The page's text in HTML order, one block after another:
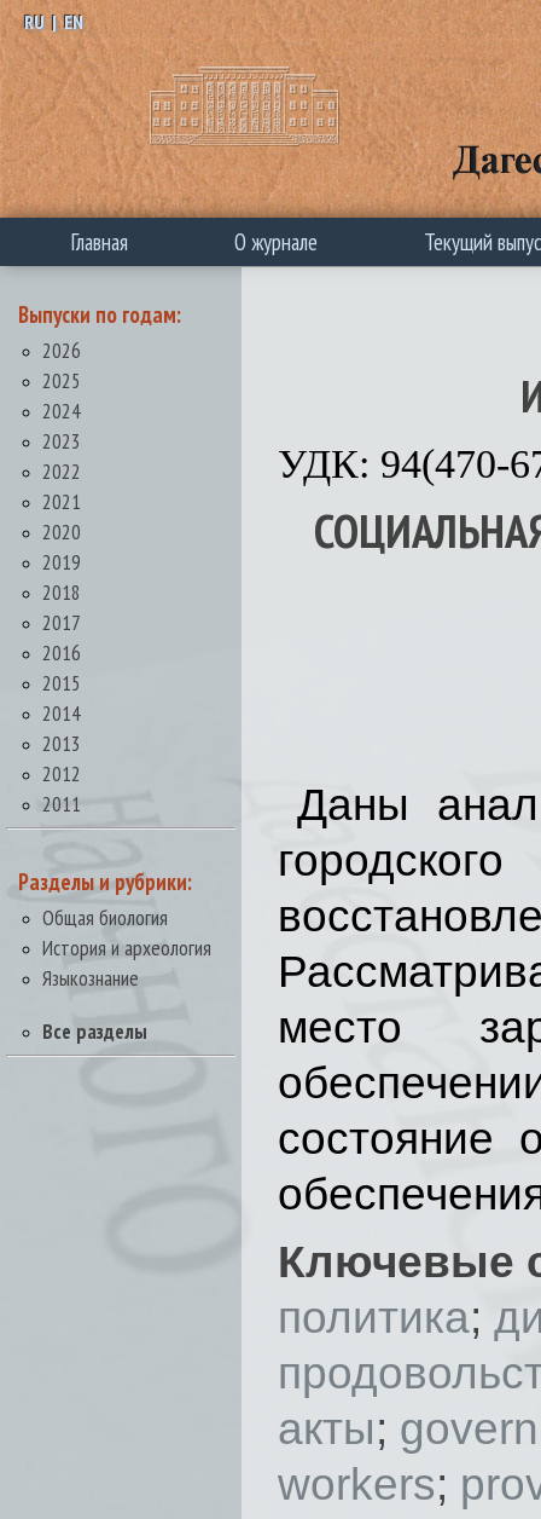
RU | EN
Главная О журнале Текущий
Выпуски по годам:
2026
2025
2024
2023
2022
2021
2020
2019
2018
2017
2016
2015
2014
2013
2012
2011
Разделы и рубрики:
Общая биология
История и археология
Языкознание
Все разделы
УДК: 94(470-
Даны
место
состояние
Ключевые
политика;
акты;
workers;